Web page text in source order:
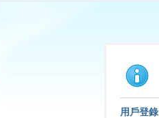
用戶登錄